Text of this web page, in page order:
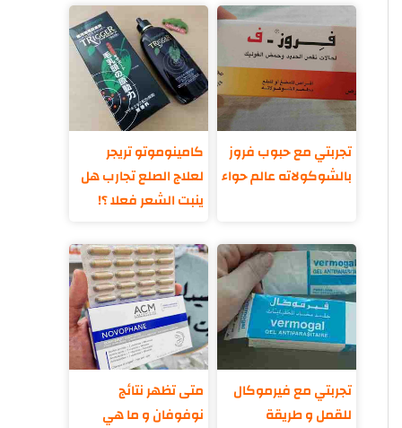
تجربتي مع حبوب فروز
بالشوكولاته عالم حواء
كامينوموتو تريجر
لعلاج الصلع تجارب هل
ينبت الشعر فعلا ؟!
تجربتي مع فيرموكال
للقمل و طريقة
متى تظهر نتائج
نوفوفان و ما هي